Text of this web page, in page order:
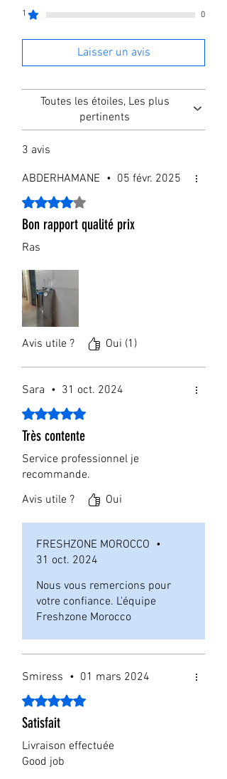
d'osmose 75 GPD.
1 0
Laisser un avis
Toutes les étoiles, Les plus
pertinents
3 avis
ABDERHAMANE • 05 févr. 2025
Noté 4 sur 5.
Bon rapport qualité prix
Ras
Avis utile ? Oui (1)
Sara • 31 oct. 2024
Noté 5 sur 5.
Très contente
Service professionnel je
recommande.
Avis utile ?
Oui
FRESHZONE MOROCCO •
31 oct. 2024
Nous vous remercions pour
votre confiance. L'équipe
Freshzone Morocco
Smiress • 01 mars 2024
Noté 5 sur 5.
Satisfait
Livraison effectuée
Good job